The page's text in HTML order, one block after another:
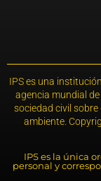
IPS es una
agencia mundial
sociedad civil
ambiente.
IPS es la única
personal y